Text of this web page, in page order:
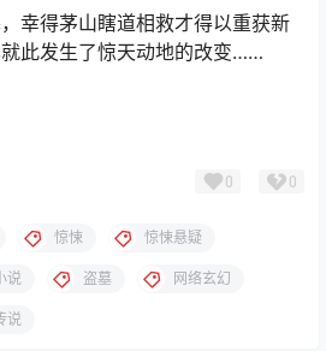
幸得茅山瞎道相救才得以重获新
此发生了惊天动地的改变……
0 0
惊悚 惊悚悬疑
说 盗墓 网络玄幻
说